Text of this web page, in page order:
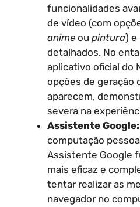
funcionalidades
de vídeo (com
anime ou pintura) e
detalhados. No
aplicativo oficial do
opções de geração
aparecem,
severa na
Assistente Google:
computação
Assistente Google
mais eficaz e
tentar realizar as
navegador no